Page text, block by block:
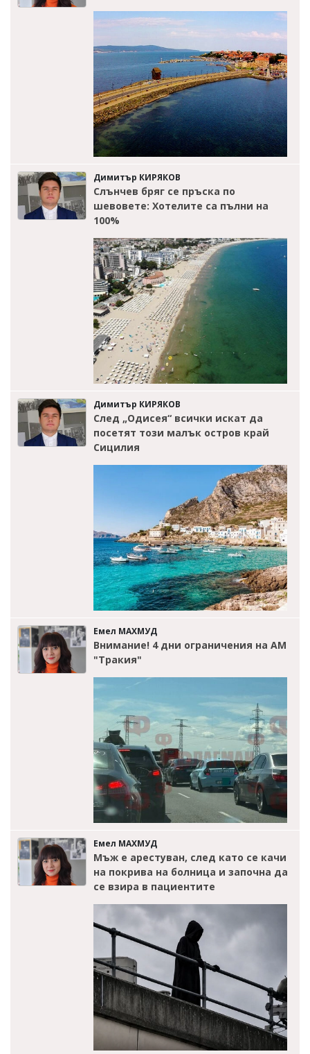
Димитър КИРЯКОВ
Слънчев бряг се пръска по
шевовете: Хотелите са пълни на
100%
Димитър КИРЯКОВ
След „Одисея“ всички искат да
посетят този малък остров край
Сицилия
Емел МАХМУД
Внимание! 4 дни ограничения на АМ
"Тракия"
Емел МАХМУД
Мъж е арестуван, след като се качи
на покрива на болница и започна да
се взира в пациентите